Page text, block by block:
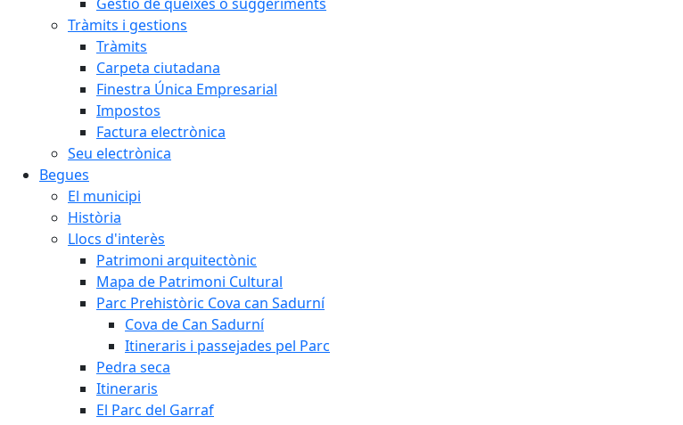
Tràmits i gestions
Tràmits
Carpeta ciutadana
Finestra Única Empresarial
Impostos
Factura electrònica
Seu electrònica
Begues
El municipi
Història
Llocs d'interès
Patrimoni arquitectònic
Mapa de Patrimoni Cultural
Parc Prehistòric Cova can Sadurní
Cova de Can Sadurní
Itineraris i passejades pel Parc
Pedra seca
Itineraris
El Parc del Garraf